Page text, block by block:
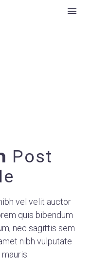
Post
vel velit auctor
quis bibendum
nec sagittis sem
nibh vulputate